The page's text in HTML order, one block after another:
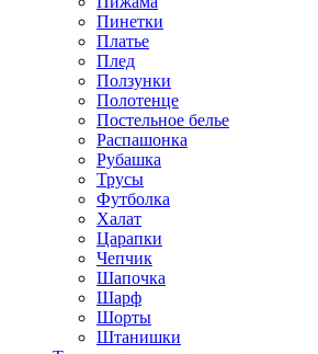
Пинетки
Платье
Плед
Ползунки
Полотенце
Постельное белье
Распашонка
Рубашка
Трусы
Футболка
Халат
Царапки
Чепчик
Шапочка
Шарф
Шорты
Штанишки